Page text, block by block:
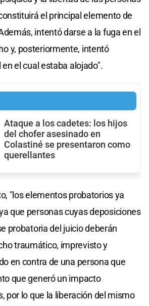
el principal elemento de
intentó darse a la fuga en el
y, posteriormente, intentó
el cual estaba alojado".
Ataque a los cadetes: los hijos
del chofer asesinado en
Colastiné se presentaron como
querellantes
"los elementos probatorios ya
que personas cuyas deposiciones
probatoria del juicio deberán
traumático, imprevisto y
en contra de una persona que
que generó un impacto
por lo que la liberación del mismo